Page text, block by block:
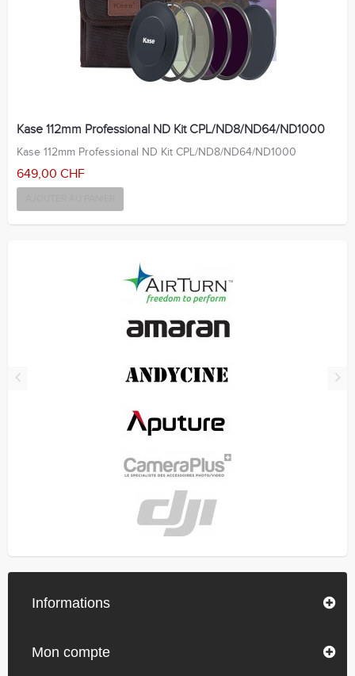
Kase 112mm Professional ND Kit CPL/ND8/ND64/ND1000
Kase 112mm Professional ND Kit CPL/ND8/ND64/ND1000
649,00 CHF
Informations
Mon compte